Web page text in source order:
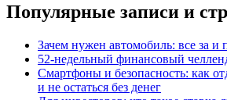
Популярные записи и
Зачем нужен автомобиль: все за и
52-недельный финансовый
Смартфоны и безопасность: как
и не остаться без денег